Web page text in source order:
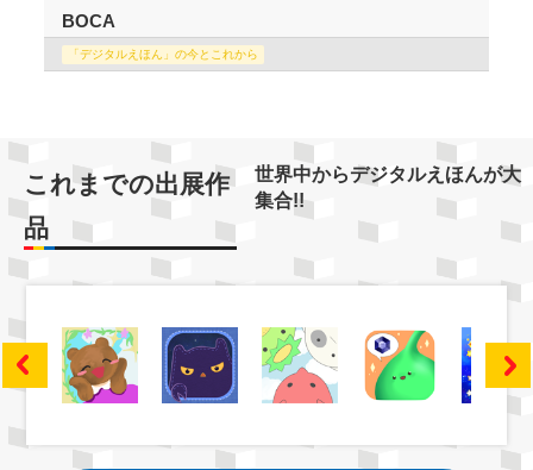
BOCA
「デジタルえほん」の今とこれから
これまでの出展作
品
世界中からデジタルえほんが大
集合!!